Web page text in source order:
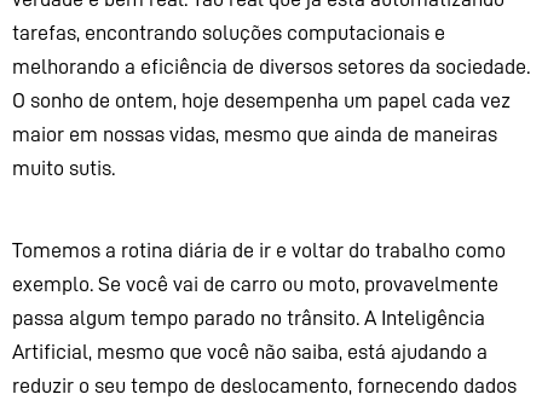
tarefas, encontrando soluções computacionais e
melhorando a eficiência de diversos setores da sociedade.
O sonho de ontem, hoje desempenha um papel cada vez
maior em nossas vidas, mesmo que ainda de maneiras
muito sutis.
Tomemos a rotina diária de ir e voltar do trabalho como
exemplo. Se você vai de carro ou moto , provavelmente
passa algum tempo parado no trânsito. A Inteligência
Artificial, mesmo que você não saiba, está ajudando a
reduzir o seu tempo de deslocamento fornecendo dados